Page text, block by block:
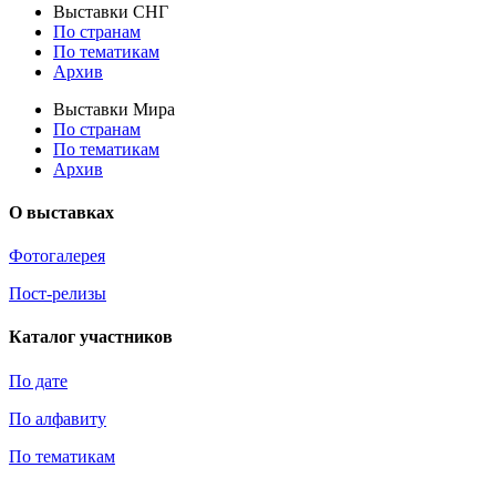
Выставки СНГ
По странам
По тематикам
Архив
Выставки Мира
По странам
По тематикам
Архив
О выставках
Фотогалерея
Пост-релизы
Каталог участников
По дате
По алфавиту
По тематикам